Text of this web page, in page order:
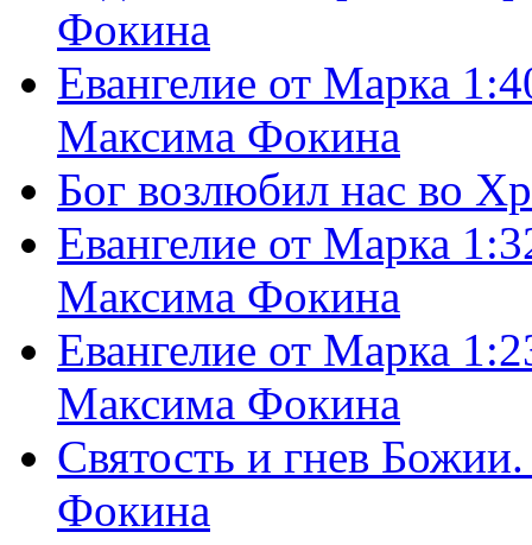
Фокина
Евангелие от Марка
Максима Фокина
Бог возлюбил нас во
Евангелие от Марка
Максима Фокина
Евангелие от Марка
Максима Фокина
Святость и гнев
Фокина